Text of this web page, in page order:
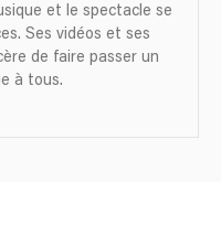
et le spectacle se
Ses vidéos et ses
de faire passer un
à tous.